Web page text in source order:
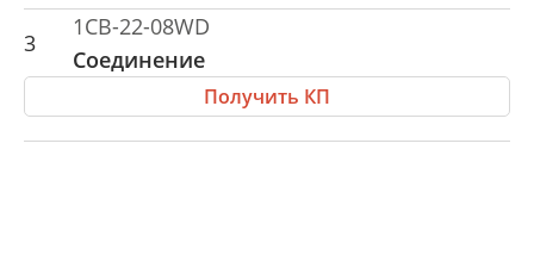
3
1CB-22-08WD
Соединение
Получить КП